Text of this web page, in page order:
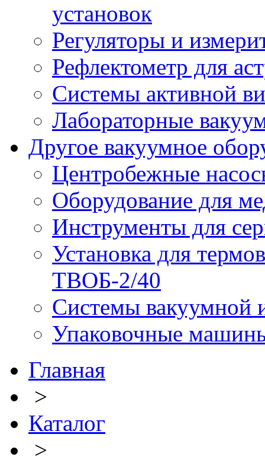
установок
Регуляторы и
Рефлектометр для
Системы активной
Лабораторные
Другое вакуумное
Центробежные
Оборудование для
Инструменты для
Установка для
ТВОБ-2/40
Системы вакуумной
Упаковочные
Главная
>
Каталог
>